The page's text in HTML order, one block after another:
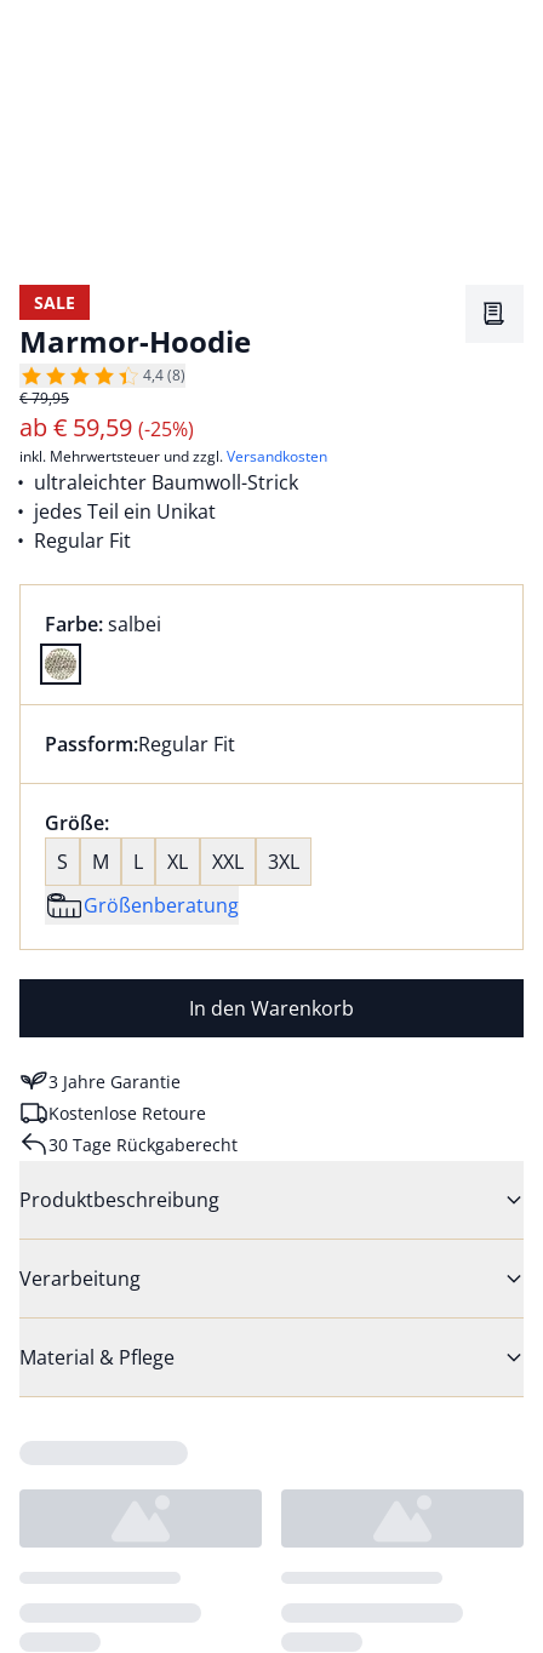
SALE
Marmor-Hoodie
4,4 (8)
€ 79,95
ab€ 59,59 (-25%)
inkl. Mehrwertsteuer und zzgl.Versandkosten
ultraleichter Baumwoll-Strick
jedes Teil ein Unikat
Regular Fit
Farbauswahl:
Farbe:aktuell ausgewählt:
salbei
Farbe salbei ausgewählt
Dieser Artikel hat die Passform Regular Fit. für
Passform:Regular Fit
Größenauswahl:
Größe:nichts ausgewählt
S
M L XL XXL
3XL
Größenberatung
In den Warenkorb
3 Jahre Garantie
Kostenlose Retoure
30 Tage Rückgaberecht
Produktbeschreibung
Verarbeitung
Material & Pflege